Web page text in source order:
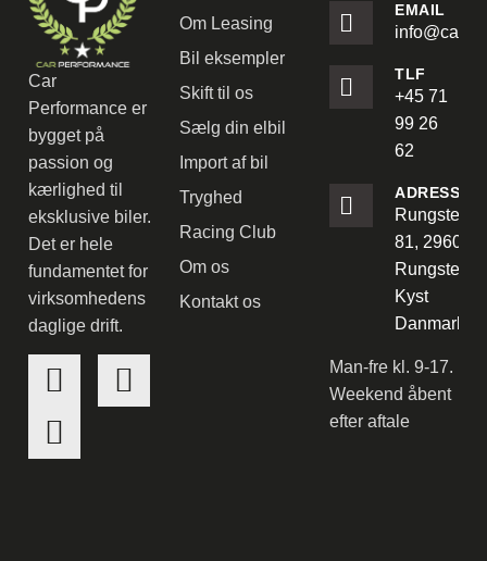
Car
Performance er
bygget på
passion og
kærlighed til
eksklusive biler.
Det er hele
fundamentet for
virksomhedens
daglige drift.
Om Leasing
Bil eksempler
Skift til os
Sælg din elbil
Import af bil
Tryghed
Racing Club
Om os
Kontakt os
EMAIL
TLF
+45 71
99 26
62
ADRESSE
81, 2960
Rungsted
Kyst
Danmark
Man-fre kl. 9-17.
Weekend åbent
efter aftale